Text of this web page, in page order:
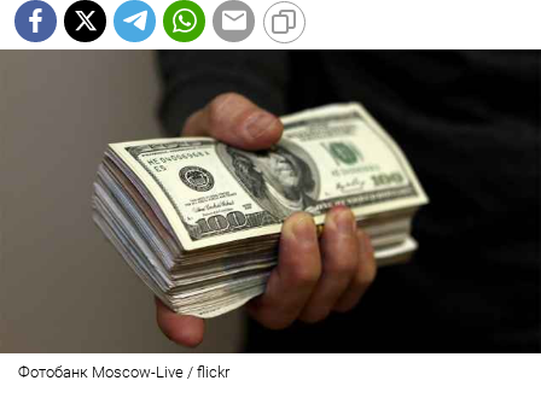
Фотобанк Moscow-Live / flickr